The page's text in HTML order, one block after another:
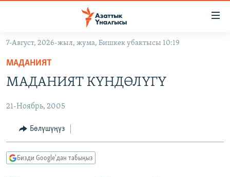
Навигацияга
өтүңүз
Издөөгө
салыңыз
САЯСАТ
ЭКОНОМИКА
ДҮЙНӨ
ДҮЙНӨ
БОРБОР АЗИЯ
УКРАИНА
АТАЙЫН ИЛИКТӨӨ
БҮГҮН АЗАТТЫКТА
ПОДКАСТ
7-Август, 2026-жыл, жума, Бишкек убактысы 10:19
МАДАНИЯТ
МАДАНИЯТ КҮНДӨЛҮГҮ
21-Ноябрь, 2005
Бөлүшүңүз
Бизди Google'дан табыңыз